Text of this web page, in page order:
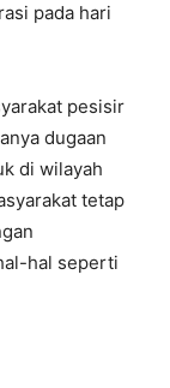
pada hari
pesisir
dugaan
di wilayah
tetap
hal seperti